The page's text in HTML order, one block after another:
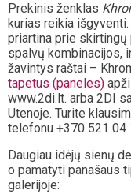
Prekinis ženklas
kurias reikia
priartina prie
spalvų kombinacijos,
žavintys raštai –
tapetus (paneles)
www.2di.lt. arba 2DI
Utenoje. Turite
telefonu +370 521 04
Daugiau idėjų sienų
o pamatyti panašaus
galerijoje: